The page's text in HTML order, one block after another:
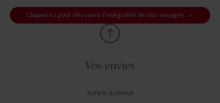
Cliquez ici pour découvrir l'intégralité de nos voyages
Vos envies
Safaris à cheval